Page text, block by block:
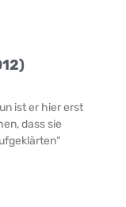
ist er hier erst
dass sie